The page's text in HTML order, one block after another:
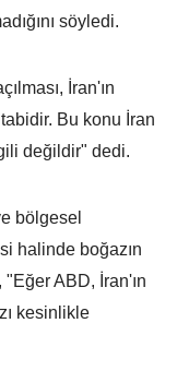
söyledi.
İran'ın
Bu konu İran
değildir" dedi.
bölgesel
halinde boğazın
ABD, İran'ın
kesinlikle